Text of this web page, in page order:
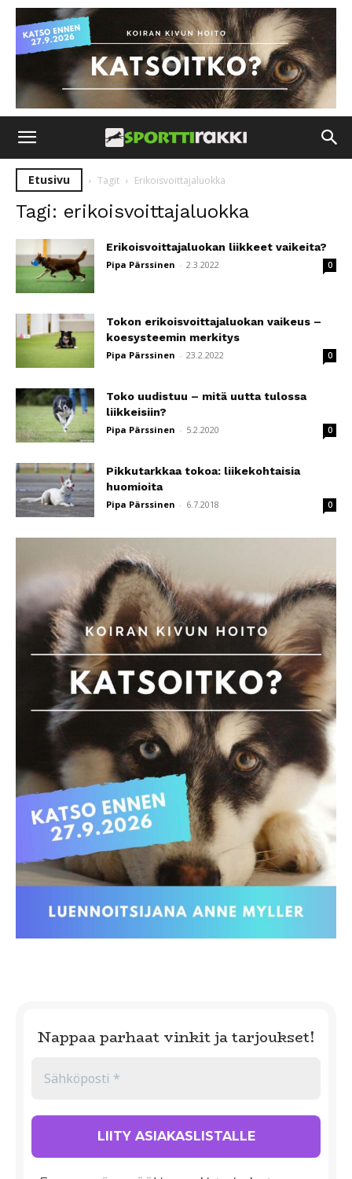
Etusivu Tagit Erikoisvoittajaluokka
Tagi: erikoisvoittajaluokka
Erikoisvoittajaluokan liikkeet vaikeita?
Pipa Pärssinen - 2.3.2022 0
Tokon erikoisvoittajaluokan vaikeus –
koesysteemin merkitys
Pipa Pärssinen - 23.2.2022 0
Toko uudistuu – mitä uutta tulossa
liikkeisiin?
Pipa Pärssinen - 5.2.2020 0
Pikkutarkkaa tokoa: liikekohtaisia
huomioita
Pipa Pärssinen - 6.7.2018 0
Nappaa parhaat vinkit ja tarjoukset!